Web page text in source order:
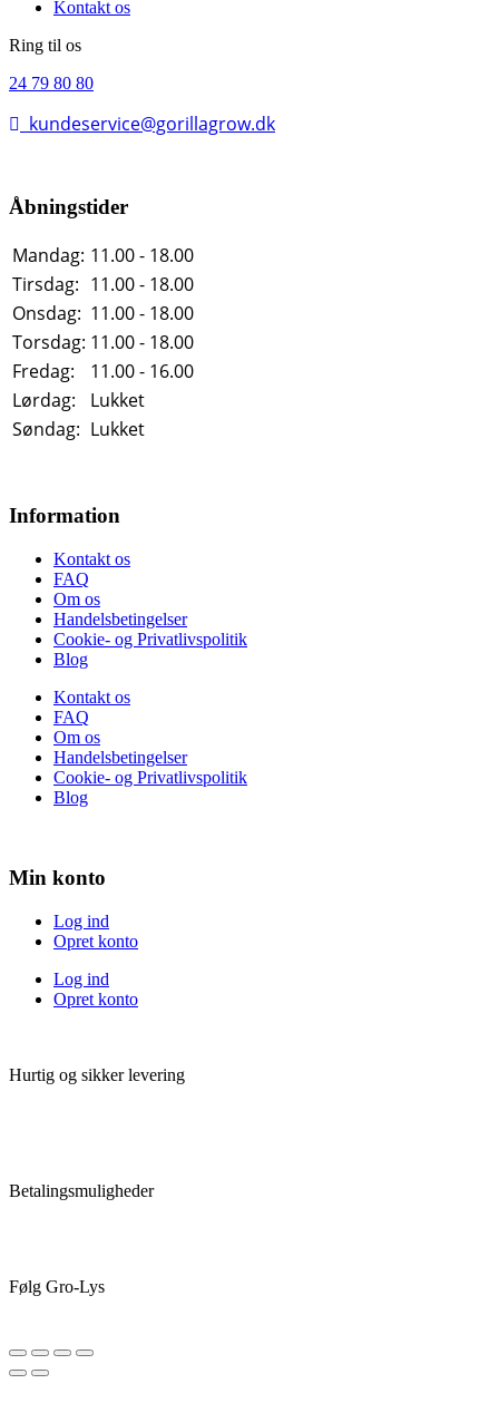
Kontakt os
Ring til os
24 79 80 80
kundeservice@gorillagrow.dk
Åbningstider
Mandag: 11.00 - 18.00
Tirsdag: 11.00 - 18.00
Onsdag: 11.00 - 18.00
Torsdag: 11.00 - 18.00
Fredag:
11.00 - 16.00
Lørdag:
Lukket
Søndag: Lukket
Information
Kontakt os
FAQ
Om os
Handelsbetingelser
Cookie- og Privatlivspolitik
Blog
Kontakt os
FAQ
Om os
Handelsbetingelser
Cookie- og Privatlivspolitik
Blog
Min konto
Log ind
Opret konto
Log ind
Opret konto
Hurtig og sikker levering
Betalingsmuligheder
Følg Gro-Lys